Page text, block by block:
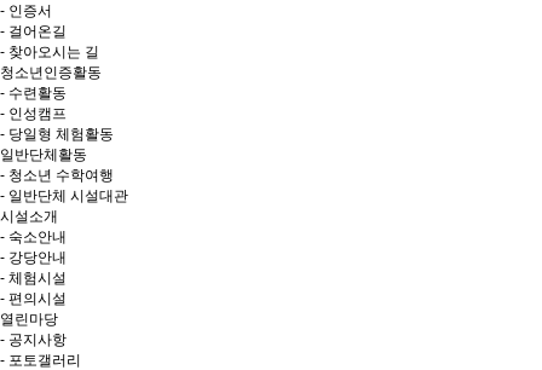
- 인증서
- 걸어온길
- 찾아오시는 길
청소년인증활동
- 수련활동
- 인성캠프
- 당일형 체험활동
일반단체활동
- 청소년 수학여행
- 일반단체 시설대관
시설소개
- 숙소안내
- 강당안내
- 체험시설
- 편의시설
열린마당
- 공지사항
- 포토갤러리